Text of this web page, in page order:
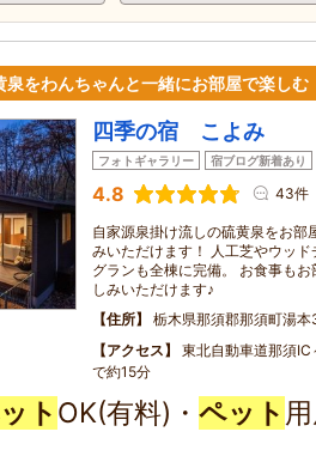
泉をわんちゃんと一緒にお部屋で楽しむ
四季の宿 こよみ
フォトギャラリー 宿ブログ新着あり
4.8 43件
自家源泉掛け流しの硫黄泉をお部
みいただけます！ 人工芝やウッ
グランも全棟に完備。 お食事もお
しみいただけます♪
住所
栃木県那須郡那須町湯
アクセス
東北自動車道那須
で約15分
ト OK(有料)・ ペット